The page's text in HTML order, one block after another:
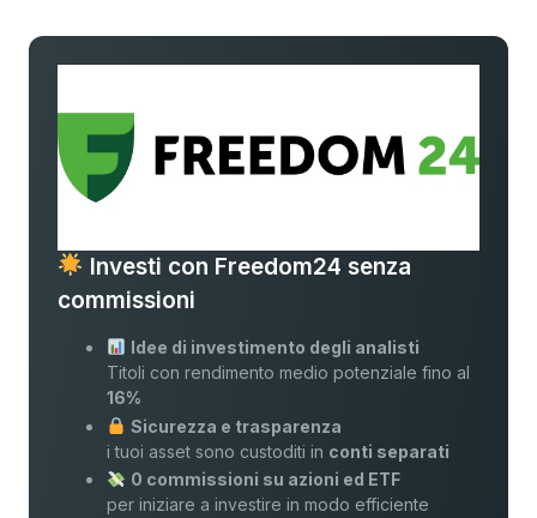
Investi con Freedom24 senza
commissioni
Idee di investimento degli analisti
Titoli con rendimento medio potenziale fino al
16%
Sicurezza e trasparenza
i tuoi asset sono custoditi in conti separati
0 commissioni su azioni ed ETF
per iniziare a investire in modo efficiente